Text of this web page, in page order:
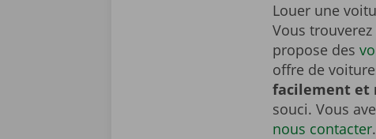
Louer une
Vous
propose des
offre de
facilement et
souci. Vous
nous contacter